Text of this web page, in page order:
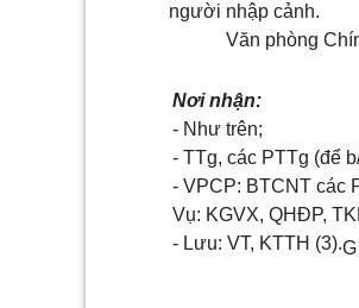
người nhập cảnh.
Văn phòng
Nơi nhận:
- Như trên;
- TTg, các PTTg (để
- VPCP: BTCNT các
Vụ: KGVX, QHĐP,
- Lưu: VT, KTTH (3).G